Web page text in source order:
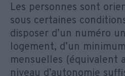
Les personnes sont
sous certaines
disposer d’un numéro
logement, d’un
mensuelles (équivalent